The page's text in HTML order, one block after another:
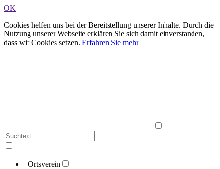
OK
Cookies helfen uns bei der Bereitstellung unserer Inhalte. Durch die
Nutzung unserer Webseite erklären Sie sich damit einverstanden,
dass wir Cookies setzen. Erfahren Sie mehr
+Ortsverein